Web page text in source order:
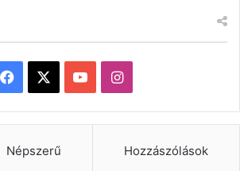
Facebook YouTubeInstagram
Népszerű Hozzászólások